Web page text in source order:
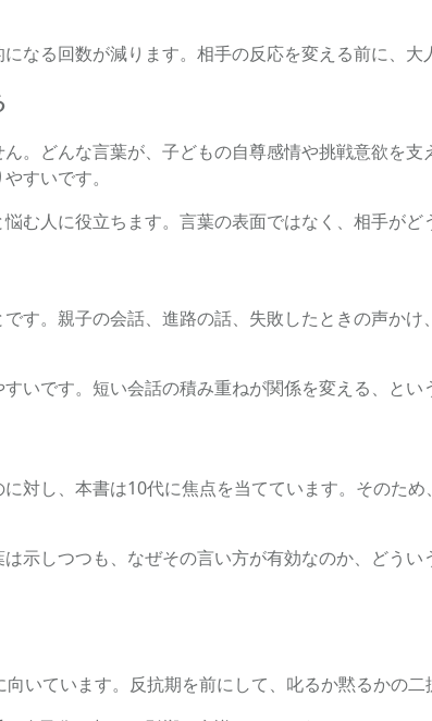
なる回数が減ります。相手の反応を変える前に、
。どんな言葉が、子どもの自尊感情や挑戦意欲を支
すいです。
む人に役立ちます。言葉の表面ではなく、相手がど
す。親子の会話、進路の話、失敗したときの声か
いです。短い会話の積み重ねが関係を変える、とい
対し、本書は10代に焦点を当てています。そのた
示しつつも、なぜその言い方が有効なのか、どう
いています。反抗期を前にして、叱るか黙るかの二